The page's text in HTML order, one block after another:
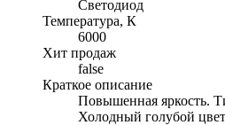
Светодиод
Температура, К
6000
Хит продаж
false
Краткое описание
Повышенная яркость.
Холодный голубой